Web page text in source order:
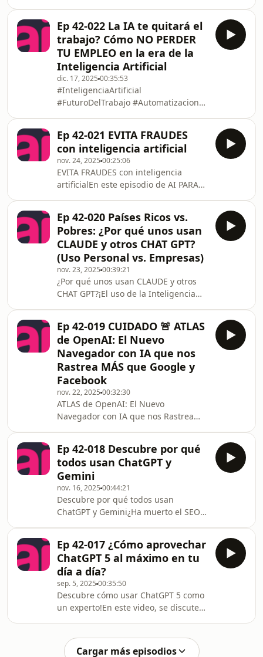
automatizados.¿Qué pasaría si
mañana la inteligencia artificial deja
de funcionar?En este episodio de Hoy
Para Todos analizamos un escenario
que ya no es ciencia ficción: la caída
de grandes proveedores de nube
como AWS y su impacto real en
bancos, empresas, apps,
Ep 42-022 La IA te quitará el
trabajo? Cómo NO PERDER
TU EMPLEO en la era de la
Inteligencia Artificial
dic. 17, 2025 00:35:53
#InteligenciaArtificial
#FuturoDelTrabajo #Automatizacion
#Robots¿La inteligencia artificial te
puede dejar sin empleo? 🤖 En este
episodio conversacional y sin rodeos,
analizamos por qué gigantes como
Amazon, Microsoft y UPS ya están
reemplazando miles de puestos con
IA y robótica, y lo más importante:
cómo proteger tu carrera e
Ep 42-021 EVITA FRAUDES
con inteligencia artificial
nov. 24, 2025 00:25:06
EVITA FRAUDES con inteligencia
artificialEn este episodio de AI PARA
del Engaño&quot; (RIP OFF
ECONOMY) , un fenómeno que cuesta
a los consumidores cientos de miles
de millones de dólares cada año.
Discutimos cómo los vendedores
aprovechan la ignorancia del
comprador en sectores clave. La clave
para nivelar la cancha es la Inteligen
Ep 42-020 Países Ricos vs.
Pobres: ¿Por qué unos usan
CLAUDE y otros CHAT GPT?
(Uso Personal vs. Empresas)
nov. 23, 2025 00:39:21
¿Por qué unos usan CLAUDE y otros
CHAT GPT?¡El uso de la Inteligencia
de OpenAI (GPT) y Anthropic (Claude)
para revelar un dato impactante: la IA
que usas dice mucho de tu país. ¿Tu
empresa usa IA para automatizar o
para aumentar la inteligencia
humana? El 70% de CHAT GPT es uso
personal y hay un peligro real en la
modificació
Ep 42-019 CUIDADO 🚨 ATLAS
de OpenAI: El Nuevo
Navegador con IA que nos
Rastrea MÁS que Google y
Facebook
nov. 22, 2025 00:32:30
ATLAS de OpenAI: El Nuevo
Navegador con IA que nos Rastrea
web con Inteligencia Artificial que
promete revolucionar la experiencia
de usuario y el tracking. ¿Qué
significa esto para Google Chrome,
Microsoft Edge y todos nuestros datos
personales? En este episodio, Juan y
Diego analizan por qué este
lanzamiento es uno de los más i
Ep 42-018 Descubre por qué
todos usan ChatGPT y
Gemini
nov. 16, 2025 00:44:21
Descubre por qué todos usan
ChatGPT y Gemini¿Ha muerto el SEO
exploramos cómo la IA generativa
está transformando la forma de
buscar en Internet y qué es eso de
**GEO (Generative Engine
Optimization)**. 💡 Descubre por qué
gigantes como Google están
integrando IA en sus resultados
(Google Bard, Gemini) y cómo
herramientas com
Ep 42-017 ¿Cómo aprovechar
ChatGPT 5 al máximo en tu
día a día?
sep. 5, 2025 00:35:50
Descubre cómo usar ChatGPT 5 como
un experto!En este video, se discuten
enfatiza la importancia de la
Cargar más episodios